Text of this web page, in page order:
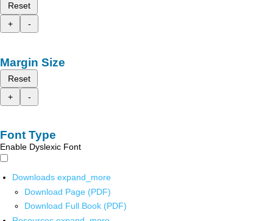
Reset
+
-
Margin Size
Reset
+
-
Font Type
Enable Dyslexic Font
Downloads expand_more
Download Page (PDF)
Download Full Book (PDF)